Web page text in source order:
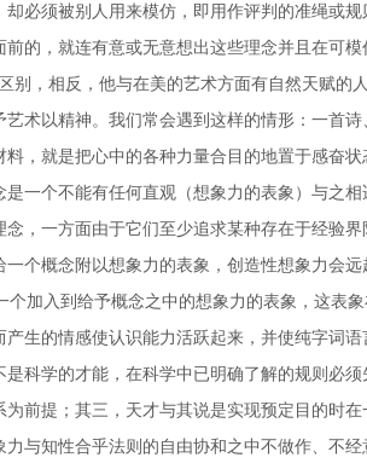
必须被别人用来模仿，即用作评判的准绳或
的，就连有意或无意想出这些理念并且在可
，相反，他与在美的艺术方面有自然天赋的
以精神。我们常会遇到这样的情形：一首
，就是把心中的各种力量合目的地置于感奋
一个不能有任何直观（想象力的表象）与之
，一方面由于它们至少追求某种存在于经验
个概念附以想象力的表象，创造性想象力会
加入到给予概念之中的想象力的表象，这
生的情感使认识能力活跃起来，并使纯字词语
学的才能，在科学中已明确了解的规则必
前提；其三，天才与其说是实现预定目的时
与知性合乎法则的自由协和之中不做作、不